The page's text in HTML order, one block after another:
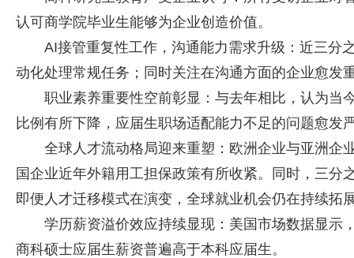
认可商学院毕业生能够为企业创造价值。
AI接管重复性工作，沟通能力需求升级：近三分
动化处理常规任务；同时关注在沟通方面的企业愈发
职业素养重要性空前彰显：与去年相比，认为当
比例有所下降，应届生职场适配能力不足的问题愈发
全球人才流动格局迎来重塑：欧洲企业与亚洲企
国企业近年外籍用工担保政策有所收紧。同时，三
即便人才迁移模式在演变，全球就业机会仍在持续拓
学历薪资溢价效应持续显现：美国市场数据显示
商科硕士应届生薪资普遍高于本科应届生。